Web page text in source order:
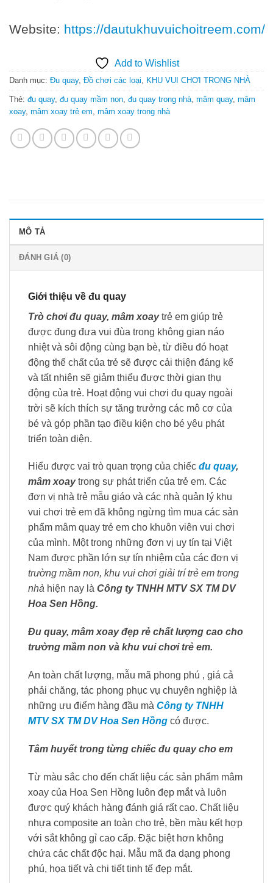
Website: https://dautukhuvuichoitreem.com/
Add to Wishlist
Danh mục: Đu quay, Đồ chơi các loại KHU VUI CHƠI TRONG NHÀ
Thẻ: đu quay, đu quay mầm non đu quay trong nhà mâm quay, mâm
xoay, mâm xoay trẻ em mâm xoay trong nhà
MÔ TẢ
ĐÁNH GIÁ (0)
Giới thiệu về đu quay
Trò chơi đu quay, mâm xoaytrẻ em giúp trẻ
được đung đưa vui đùa trong không gian náo
nhiệt và sôi động cùng bạn bè, từ điều đó hoạt
động thể chất của trẻ sẽ được cải thiện đáng kể
và tất nhiên sẽ giảm thiểu được thời gian thụ
động của trẻ. Hoạt động vui chơi đu quay ngoài
trời sẽ kích thích sự tăng trưởng các mô cơ của
bé và góp phần tạo điều kiện cho bé yêu phát
triển toàn diện.
Hiểu được vai trò quan trọng của chiếc đu quay,
mâm xoay trong sự phát triển của trẻ em. Các
đơn vị nhà trẻ mẫu giáo và các nhà quản lý khu
vui chơi trẻ em đã không ngừng tìm mua các sản
phẩm mâm quay trẻ em cho khuôn viên vui chơi
của mình. Một trong những đơn vị uy tín tại Việt
Nam được phần lớn sự tín nhiệm của các đơn vị
trường mầm non, khu vui chơi giải trí trẻ em trong
nhà hiện nay là Công ty TNHH MTV SX TM DV
Hoa Sen Hồng.
Đu quay, mâm xoay đẹp rẻ chất lượng cao cho
trường mầm non và khu vui chơi trẻ em.
An toàn chất lượng, mẫu mã phong phú , giá cả
phải chăng, tác phong phục vụ chuyên nghiệp là
những ưu điểm hàng đầu mà Công ty TNHH
MTV SX TM DV Hoa Sen Hồng có được.
Tâm huyết trong từng chiếc đu quay cho em
Từ màu sắc cho đến chất liệu các sản phẩm mâm
xoay của Hoa Sen Hồng luôn đẹp mắt và luôn
được quý khách hàng đánh giá rất cao. Chất liệu
nhựa composite an toàn cho trẻ, bền màu kết hợp
với sắt không gỉ cao cấp. Đặc biệt hơn không
chứa các chất độc hại. Mẫu mã đa dạng phong
phú, họa tiết và chi tiết tinh tế đẹp mắt.